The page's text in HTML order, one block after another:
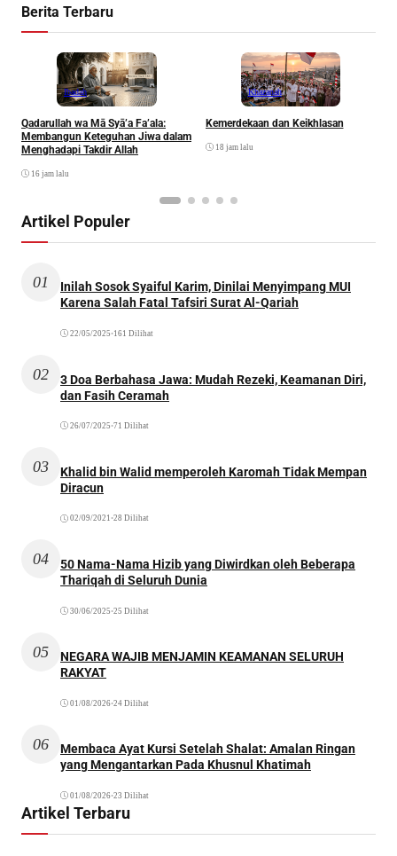
Berita Terbaru
Ibadah
Qadarullah wa Mā Syā’a Fa’ala:
Membangun Keteguhan Jiwa dalam
Menghadapi Takdir Allah
16 jam lalu
Khazanah
Kemerdekaan dan Keikhlasan
18 jam lalu
Artikel Populer
01
Inilah Sosok Syaiful Karim, Dinilai Menyimpang MUI
Karena Salah Fatal Tafsiri Surat Al-Qariah
22/05/2025 •161 Dilihat
02
3 Doa Berbahasa Jawa: Mudah Rezeki, Keamanan Diri,
dan Fasih Ceramah
26/07/2025 •71 Dilihat
03
Khalid bin Walid memperoleh Karomah Tidak Mempan
Diracun
02/09/2021 •28 Dilihat
04
50 Nama-Nama Hizib yang Diwirdkan oleh Beberapa
Thariqah di Seluruh Dunia
30/06/2025 •25 Dilihat
05
NEGARA WAJIB MENJAMIN KEAMANAN SELURUH
RAKYAT
01/08/2026•24 Dilihat
06
Membaca Ayat Kursi Setelah Shalat: Amalan Ringan
yang Mengantarkan Pada Khusnul Khatimah
01/08/2026•23 Dilihat
Artikel Terbaru